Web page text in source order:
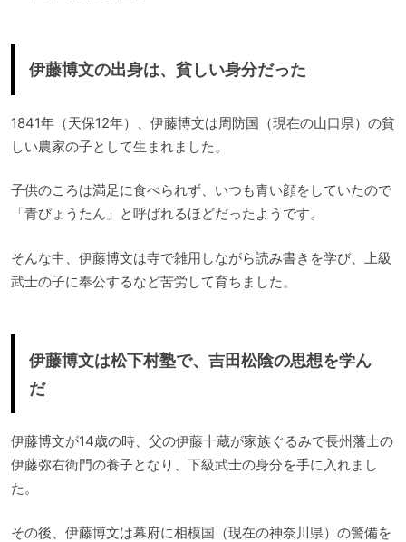
伊藤博文の出身は、貧しい身分だった
1841年（天保12年）、伊藤博文は周防国（現在の山口県）の貧
しい農家の子として生まれました。
子供のころは満足に食べられず、いつも青い顔をしていたので
「青びょうたん」と呼ばれるほどだったようです。
そんな中、伊藤博文は寺で雑用しながら読み書きを学び、上級
武士の子に奉公するなど苦労して育ちました。
伊藤博文は松下村塾で、吉田松陰の思想を学ん
だ
伊藤博文が14歳の時、父の伊藤十蔵が家族ぐるみで長州藩士の
伊藤弥右衛門の養子となり、下級武士の身分を手に入れまし
た。
その後、伊藤博文は幕府に相模国（現在の神奈川県）の警備を